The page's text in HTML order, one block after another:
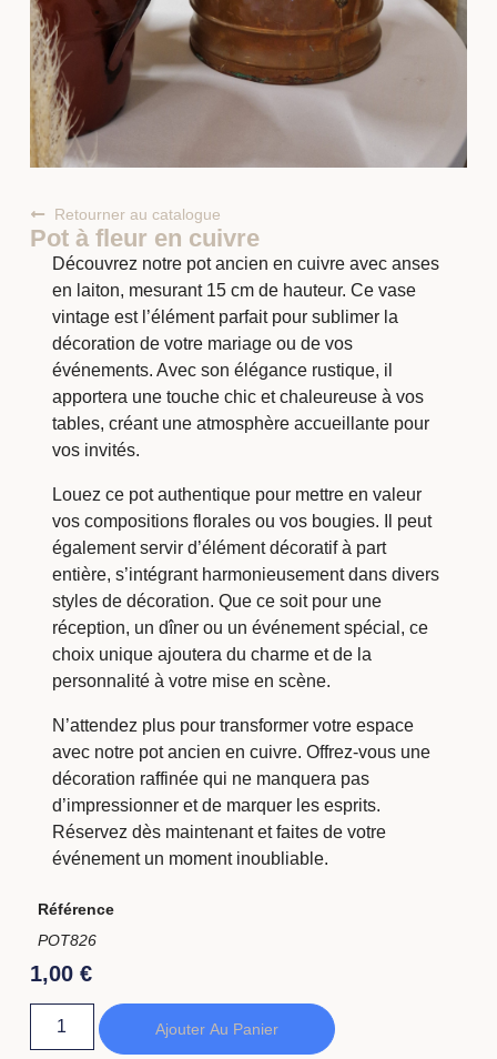
Retourner au catalogue
Pot à fleur en cuivre
Découvrez notre pot ancien en cuivre avec anses
en laiton, mesurant 15 cm de hauteur. Ce vase
vintage est l’élément parfait pour sublimer la
décoration de votre mariage ou de vos
événements. Avec son élégance rustique, il
apportera une touche chic et chaleureuse à vos
tables, créant une atmosphère accueillante pour
vos invités.
Louez ce pot authentique pour mettre en valeur
vos compositions florales ou vos bougies. Il peut
également servir d’élément décoratif à part
entière, s’intégrant harmonieusement dans divers
styles de décoration. Que ce soit pour une
réception, un dîner ou un événement spécial, ce
choix unique ajoutera du charme et de la
personnalité à votre mise en scène.
N’attendez plus pour transformer votre espace
avec notre pot ancien en cuivre. Offrez-vous une
décoration raffinée qui ne manquera pas
d’impressionner et de marquer les esprits.
Réservez dès maintenant et faites de votre
événement un moment inoubliable.
Référence
POT826
1,00 €
Ajouter Au Panier